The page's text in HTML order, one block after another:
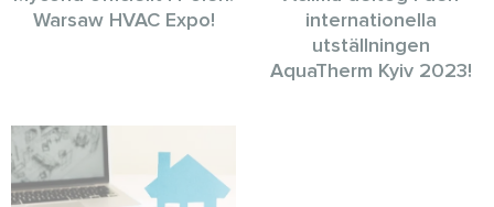
Warsaw HVAC Expo!
internationella
utställningen
AquaTherm Kyiv 2023!